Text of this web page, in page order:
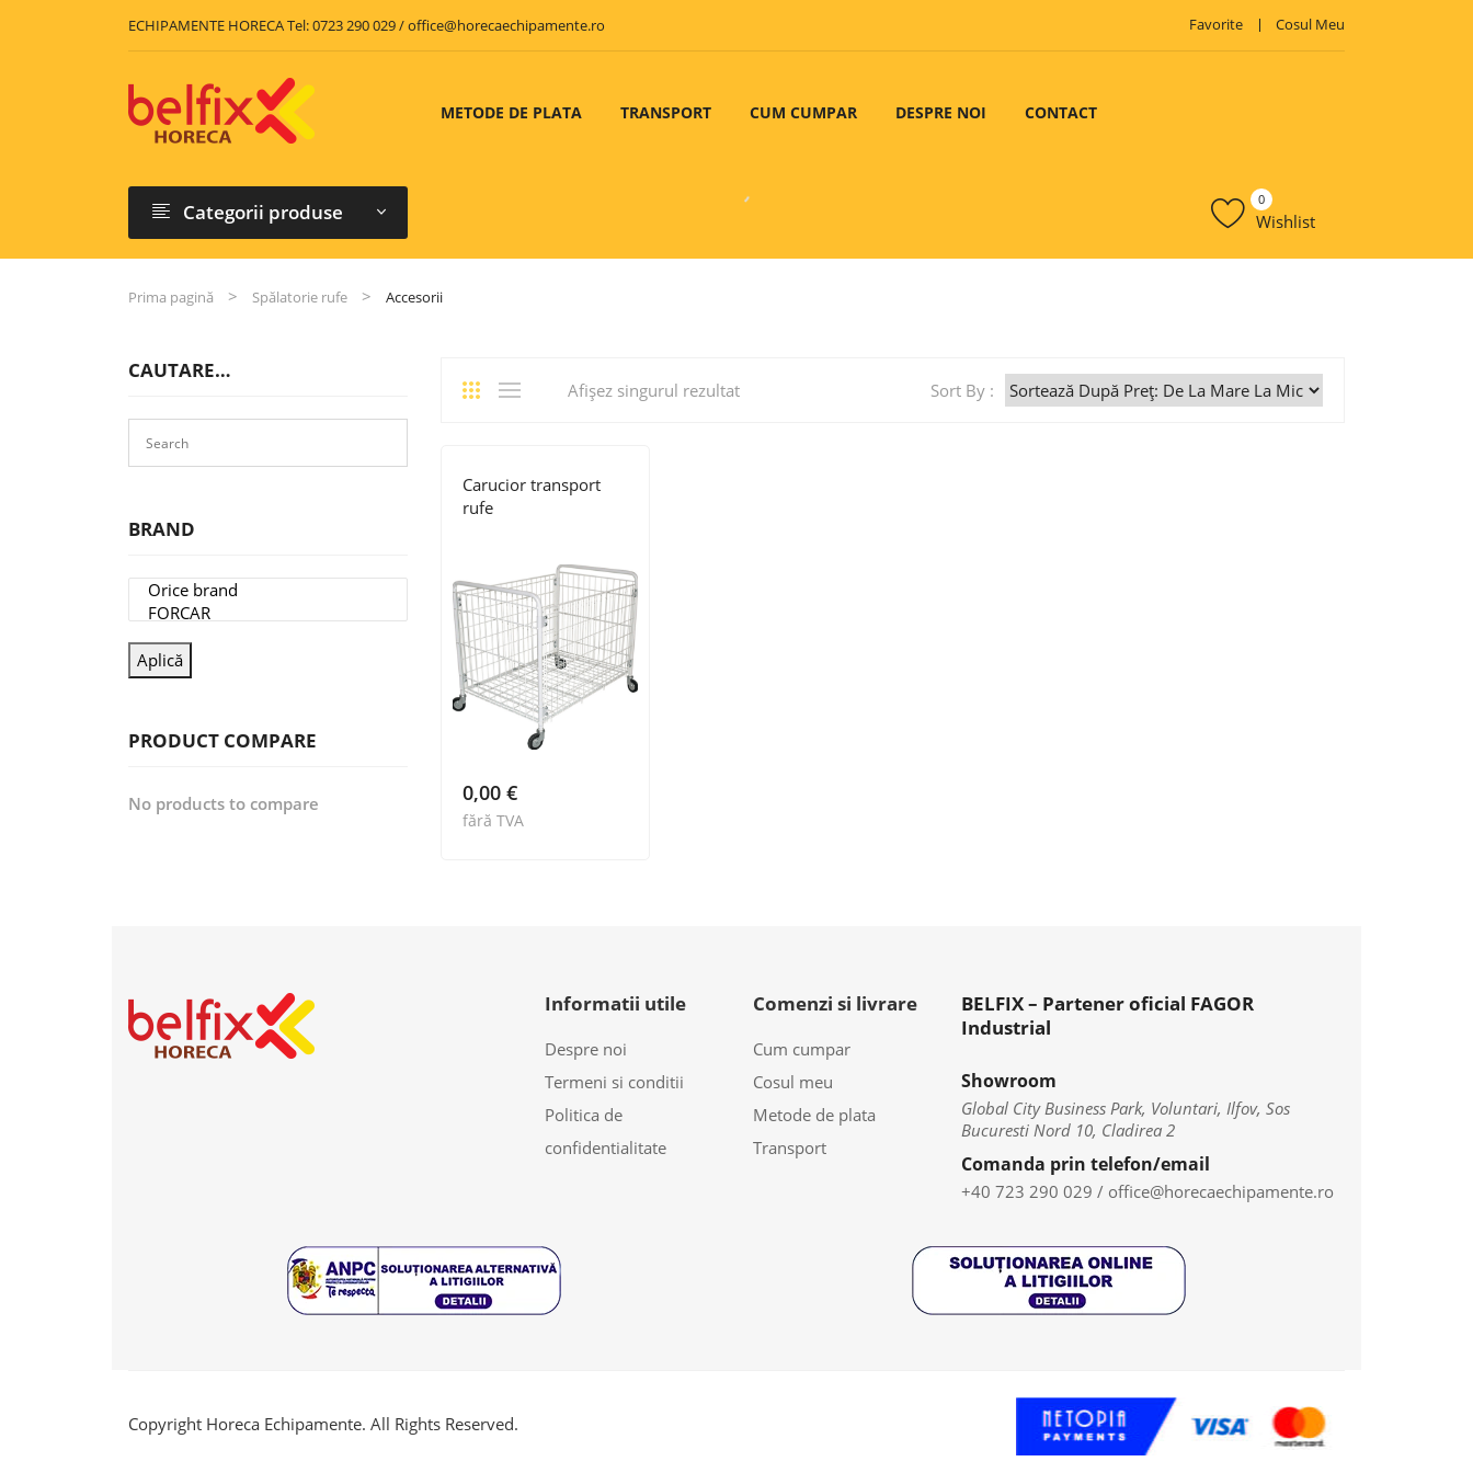
ECHIPAMENTE HORECA Tel: 0723 290 029 / office@horecaechipamente.ro Favorite Cosul Meu
METODE DE PLATA TRANSPORT CUM CUMPAR DESPRE NOI CONTACT
Categorii produse
0
Wishlist
Prima pagină Spălatorie rufe Accesorii
Afișez singurul rezultat Sort By :
Carucior transport
rufe
0,00 €
fără TVA
CAUTARE…
BRAND
Aplică
PRODUCT COMPARE
No products to compare
Informatii utile
Despre noi
Termeni si conditii
Politica de
confidentialitate
Comenzi si livrare
Cum cumpar
Cosul meu
Metode de plata
Transport
BELFIX – Partener oficial FAGOR
Industrial
Showroom
Global City Business Park, Voluntari, Ilfov, Sos
Bucuresti Nord 10, Cladirea 2
Comanda prin telefon/email
+40 723 290 029 / office@horecaechipamente.ro
Copyright Horeca Echipamente. All Rights Reserved.